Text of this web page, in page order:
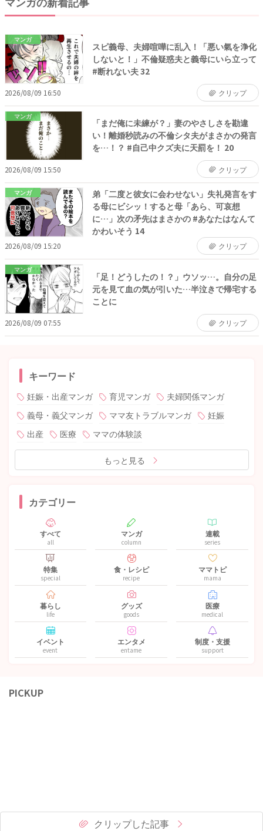
マンガ
スピ義母、夫婦喧嘩に乱入！「悪い氣を浄化
しないと！」不倫疑惑夫と義母にいら立って
#断れない夫 32
2026/08/09 16:50 クリップ
マンガ
「まだ俺に未練が？」妻のやさしさを勘違
い！離婚秒読みの不倫シタ夫がまさかの発言
を…！？ #自己中クズ夫に天罰を！ 20
2026/08/09 15:50 クリップ
マンガ
弟「二度と彼女に会わせない」失礼発言をす
る母にビシッ！すると母「あら、可哀想
に…」次の矛先はまさかの #あなたはなんて
かわいそう 14
2026/08/09 15:20 クリップ
マンガ
「足！どうしたの！？」ウソッ…。自分の足
元を見て血の気が引いた…半泣きで帰宅する
ことに
2026/08/09 07:55 クリップ
キーワード
妊娠・出産マンガ 育児マンガ
夫婦関係マンガ
義母・義父マンガ
ママ友トラブルマンガ
妊娠
出産
医療 ママの体験談
もっと見る
カテゴリー
すべて
all
マンガ
column
連載
series
特集
special
食・レシピ
recipe
ママトピ
mama
暮らし
life
グッズ
goods
医療
medical
イベント
event
エンタメ
entame
制度・支援
support
PICKUP
クリップした記事